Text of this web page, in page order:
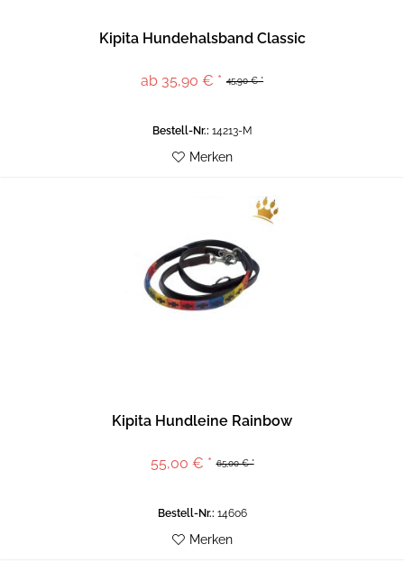
Kipita Hundehalsband Classic
45,90 € *
ab 35,90 € *
Bestell-Nr.: 14213-M
Merken
Kipita Hundleine Rainbow
65,00 € *
55,00 € *
Bestell-Nr.: 14606
Merken